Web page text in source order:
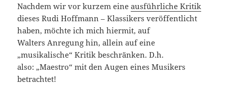
Nachdem wir vor kurzem eineausführliche Kritik
dieses Rudi Hoffmann – Klassikers veröffentlicht
haben, möchte ich mich hiermit, auf
Walters Anregung hin, allein auf eine
„musikalische“ Kritik beschränken. D.h.
also: „Maestro“ mit den Augen eines Musikers
betrachtet!